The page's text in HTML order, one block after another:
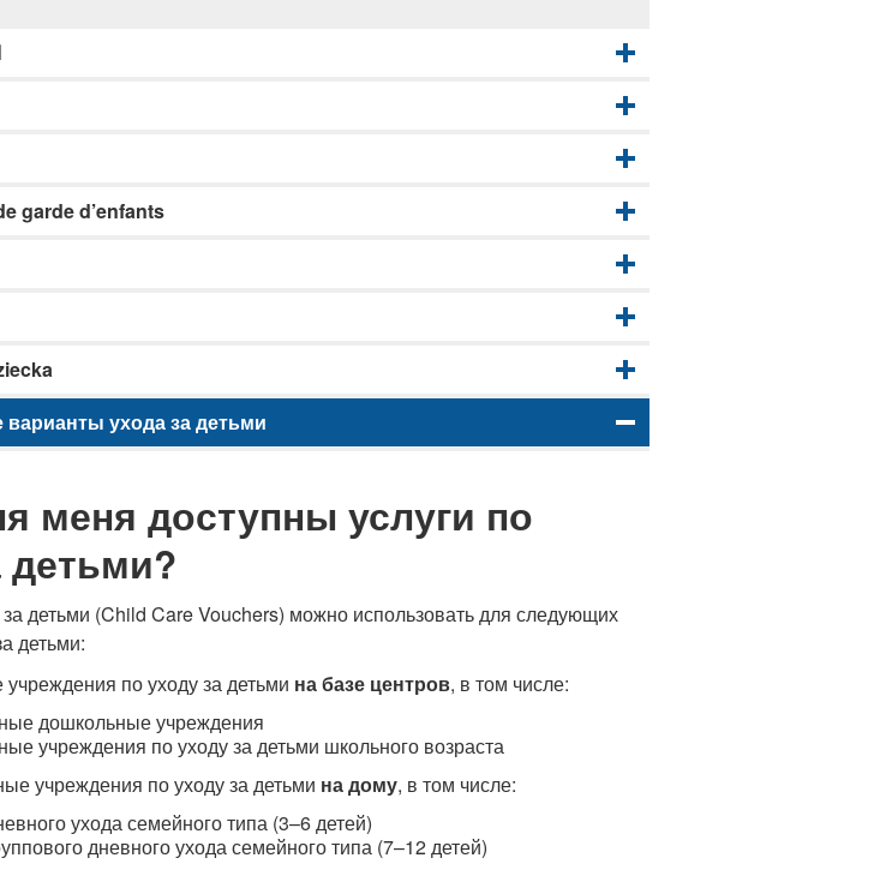
garde d’enfants
ухода за детьми
меня доступны услуги по
детьми?
детьми (Child Care Vouchers) можно использовать для следующих
детьми:
по уходу за детьми на базе центров, в том числе:
дошкольные учреждения
учреждения по уходу за детьми школьного возраста
учреждения по уходу за детьми на дому, в том числе:
ухода семейного типа (3–6 детей)
дневного ухода семейного типа (7–12 детей)